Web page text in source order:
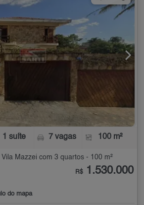
1 suíte 7 vagas 100 m²
Mazzei com 3 quartos - 100 m²
do mapa
R$ 1.530.000